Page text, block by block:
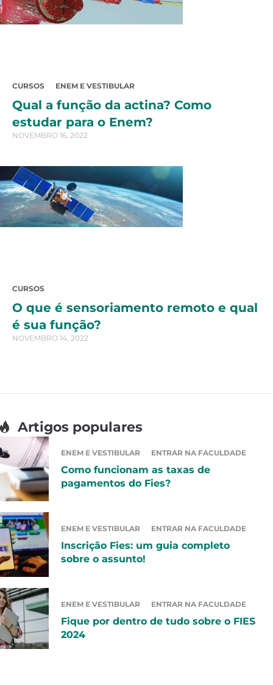
CURSOS ENEM E VESTIBULAR
Qual a função da actina? Como
estudar para o Enem?
NOVEMBRO 16, 2022
CURSOS
O que é sensoriamento remoto e qual
é sua função?
NOVEMBRO 14, 2022
Artigos populares
ENEM E VESTIBULAR ENTRAR NA FACULDADE
Como funcionam as taxas de
pagamentos do Fies?
ENEM E VESTIBULAR ENTRAR NA FACULDADE
Inscrição Fies: um guia completo
sobre o assunto!
ENEM E VESTIBULAR ENTRAR NA FACULDADE
Fique por dentro de tudo sobre o FIES
2024